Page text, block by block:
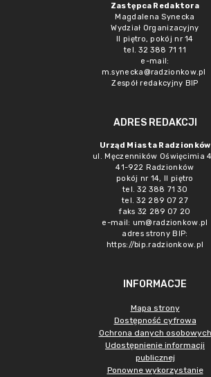
Zastępca Redaktora
Magdalena Synecka
Wydział Organizacyjny
II piętro, pokój nr 14
tel. 32 388 71 11
e-mail:
m.synecka@radzionkow.pl
Zespół redakcyjny BIP
ADRES REDAKCJI
Urząd Miasta Radzionków
ul. Męczenników Oświęcimia
41-922 Radzionków
pokój nr 14, II piętro
tel. 32 388 71 30
tel. 32 289 07 27
faks 32 289 07 20
e-mail: um@radzionkow.pl
adres strony BIP:
https://bip.radzionkow.pl
INFORMACJE
Mapa strony
Dostępność cyfrowa
Ochrona danych osobowych
Udostępnienie informacji
publicznej
Ponowne wykorzystanie